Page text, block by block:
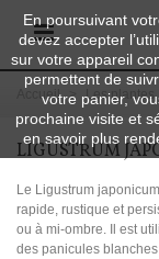
En poursuivant
devez accepter
sur votre appareil
permettent de
votre panier,
prochaine visite et
en savoir plus
Accueil > Les plantes
LIGUSTRUM
Le Ligustrum
rapide, rustique et
ou à mi-ombre. Il est
des panicules blanches